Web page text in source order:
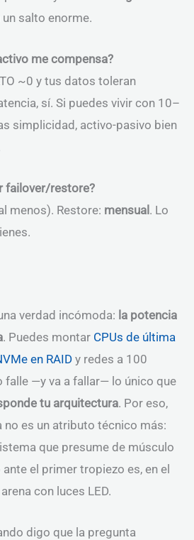
salto enorme.
me compensa?
~0 y tus datos toleran
sí. Si puedes vivir con 10–
simplicidad, activo-pasivo bien
failover/restore?
menos). Restore: mensual . Lo
verdad incómoda: la potencia
. Puedes montar CPUs de última
en RAID y redes a 100
falle —y va a fallar— lo único que
tu arquitectura. Por eso,
no es un atributo técnico más:
que presume de músculo
el primer tropiezo es, en el
con luces LED.
digo que la pregunta